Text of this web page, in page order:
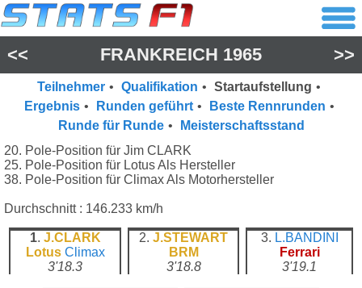
<< FRANKREICH 1965 >>
Teilnehmer • Qualifikation • Startaufstellung •
Ergebnis • Runden geführt • Beste Rennrunden •
Runde für Runde •
Meisterschaftsstand
20. Pole-Position für Jim CLARK
25. Pole-Position für Lotus Als Hersteller
38. Pole-Position für Climax Als Motorhersteller
Durchschnitt : 146.233 km/h
1. J.CLARK
Lotus Climax
3'18.3
2. J.STEWART
BRM
3'18.8
3. L.BANDINI
Ferrari
3'19.1